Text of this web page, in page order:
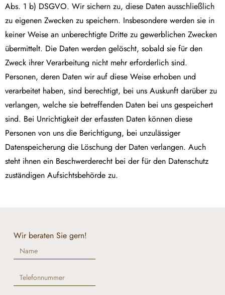
Abs. 1 b) DSGVO. Wir sichern zu, diese Daten ausschließlich
zu eigenen Zwecken zu speichern. Insbesondere werden sie in
keiner Weise an unberechtigte Dritte zu gewerblichen Zwecken
übermittelt. Die Daten werden gelöscht, sobald sie für den
Zweck ihrer Verarbeitung nicht mehr erforderlich sind.
Personen, deren Daten wir auf diese Weise erhoben und
verarbeitet haben, sind berechtigt, bei uns Auskunft darüber zu
verlangen, welche sie betreffenden Daten bei uns gespeichert
sind. Bei Unrichtigkeit der erfassten Daten können diese
Personen von uns die Berichtigung, bei unzulässiger
Datenspeicherung die Löschung der Daten verlangen. Auch
steht ihnen ein Beschwerderecht bei der für den Datenschutz
zuständigen Aufsichtsbehörde zu.
Wir beraten Sie gern!